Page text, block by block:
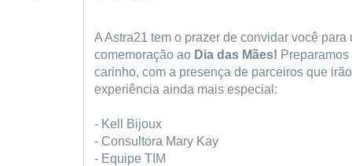
A Astra21 tem o prazer de convidar você
comemoração ao Dia das Mães!
carinho, com a presença de parceiros que
experiência ainda mais especial:
- Kell Bijoux
- Consultora Mary Kay
- Equipe TIM